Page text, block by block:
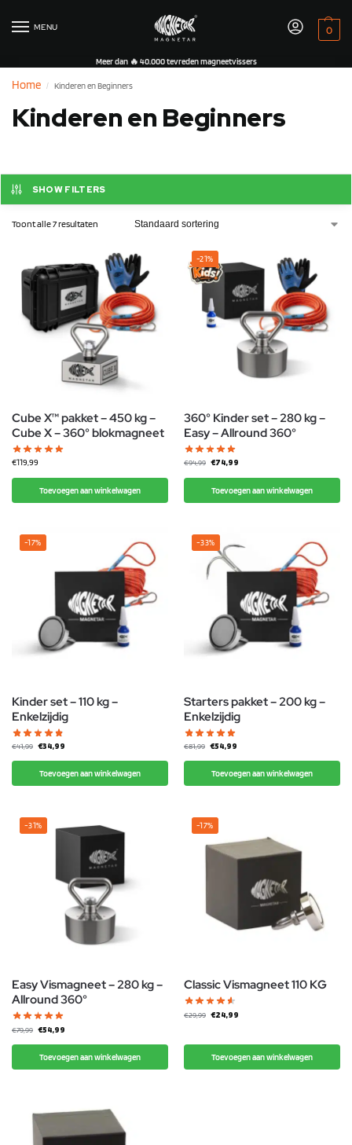
MENU 0
Meer dan 🔥 40.000 tevreden magneetvissers
Home / Kinderen en Beginners
Kinderen en Beginners
SHOW FILTERS
Toont alle 7 resultaten
Cube X™ pakket – 450 kg –
Cube X – 360° blokmagneet
€119,99
Toevoegen aan winkelwagen
-21%
360° Kinder set – 280 kg –
Easy – Allround 360°
€94,99 €74,99
Toevoegen aan winkelwagen
-17%
Kinder set – 110 kg –
Enkelzijdig
€41,99 €34,99
Toevoegen aan winkelwagen
-33%
Starters pakket – 200 kg –
Enkelzijdig
€81,99 €54,99
Toevoegen aan winkelwagen
-31%
Easy Vismagneet – 280 kg –
Allround 360°
€79,99 €54,99
Toevoegen aan winkelwagen
-17%
Classic Vismagneet 110 KG
€29,99 €24,99
Toevoegen aan winkelwagen